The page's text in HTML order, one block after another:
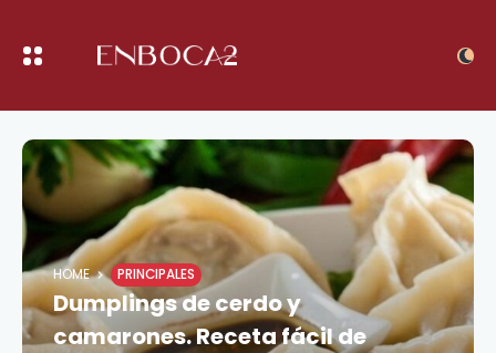
HOME PRINCIPALES
Dumplings de cerdo y
camarones. Receta fácil de